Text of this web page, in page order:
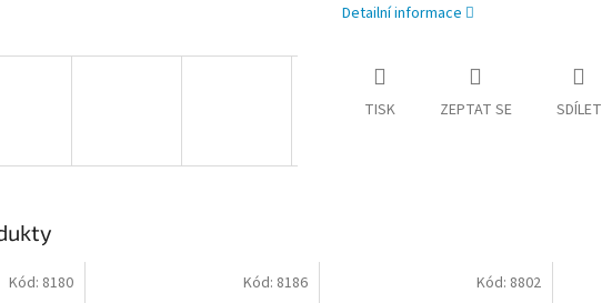
Detailní informace
TISK ZEPTAT SE SDÍLET
Kód: 8180 Kód: 8186 Kód: 8802